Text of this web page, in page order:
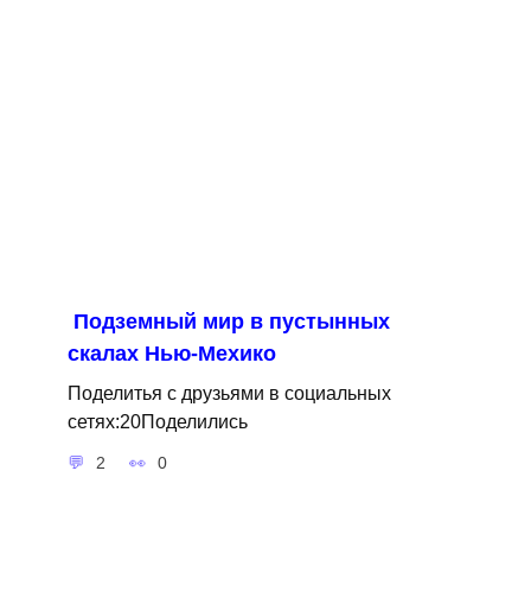
Подземный мир в пустынных
скалах Нью-Мехико
Поделитья с друзьями в социальных
сетях:20Поделились
2 0